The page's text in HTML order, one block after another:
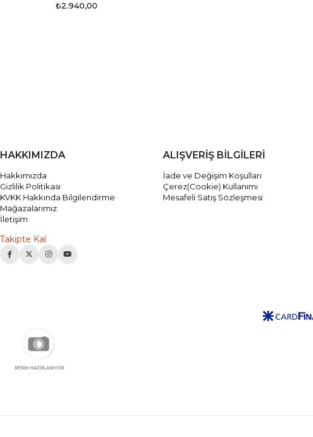
₺2.940,00
HAKKIMIZDA
Hakkımızda
Gizlilik Politikası
KVKK Hakkında Bilgilendirme
Mağazalarımız
İletişim
Takipte Kal
ALIŞVERİŞ BİLGİLERİ
İade ve Değişim Koşulları
Çerez(Cookie) Kullanımı
Mesafeli Satış Sözleşmesi